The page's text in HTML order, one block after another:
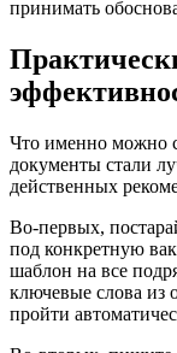
принимать
Что именно можно
документы стали
действенных
Во-первых,
под конкретную
шаблон на все
ключевые слова из
пройти